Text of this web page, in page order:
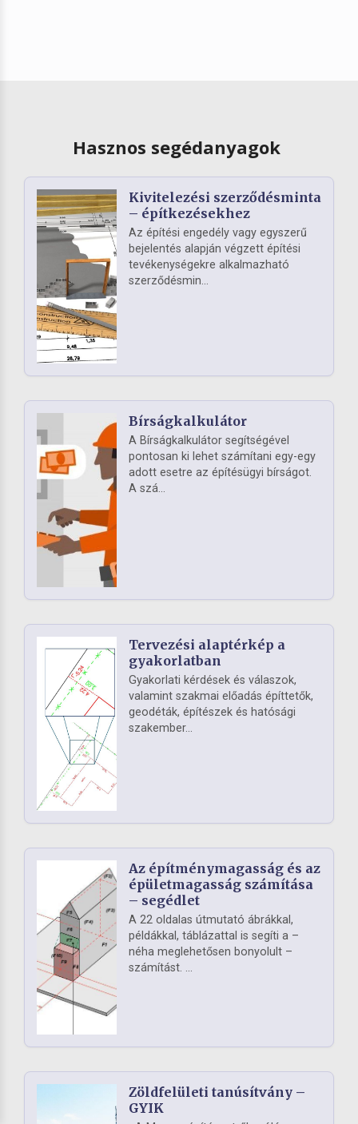
Hasznos segédanyagok
Kivitelezési szerződésminta
– építkezésekhez
Az építési engedély vagy egyszerű
bejelentés alapján végzett építési
tevékenységekre alkalmazható
szerződésmin...
Bírságkalkulátor
A Bírságkalkulátor segítségével
pontosan ki lehet számítani egy-egy
adott esetre az építésügyi bírságot.
A szá...
Tervezési alaptérkép a
gyakorlatban
Gyakorlati kérdések és válaszok,
valamint szakmai előadás építtetők,
geodéták, építészek és hatósági
szakember...
Az építménymagasság és az
épületmagasság számítása
– segédlet
A 22 oldalas útmutató ábrákkal,
példákkal, táblázattal is segíti a –
néha meglehetősen bonyolult –
számítást. ...
Zöldfelületi tanúsítvány –
GYIK